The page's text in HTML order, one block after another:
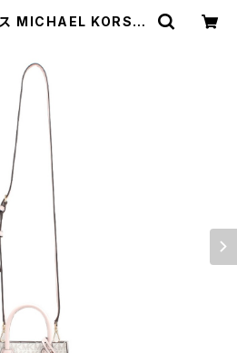
MICHAEL KORS シ
ト ピンク | empirew
atch